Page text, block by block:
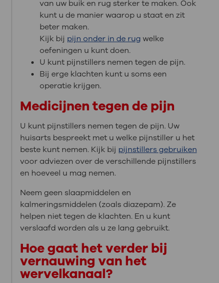
van uw buik en rug sterker te maken. Ook
kunt u de manier waarop u staat en zit
beter maken.
Kijk bij pijn onder in de rug welke
oefeningen u kunt doen.
U kunt pijnstillers nemen tegen de pijn.
Bij erge klachten kunt u soms een
operatie krijgen.
Medicijnen tegen de pijn
U kunt pijnstillers nemen tegen de pijn. Uw
huisarts bespreekt met u welke pijnstiller u het
beste kunt nemen. Kijk bij pijnstillers gebruiken
voor adviezen over de verschillende pijnstillers
en hoeveel u mag nemen.
Neem geen slaapmiddelen en
kalmeringsmiddelen (zoals diazepam). Ze
helpen niet tegen de klachten. En u kunt
verslaafd worden als u ze lang gebruikt.
Hoe gaat het verder bij
vernauwing van het
wervelkanaal?